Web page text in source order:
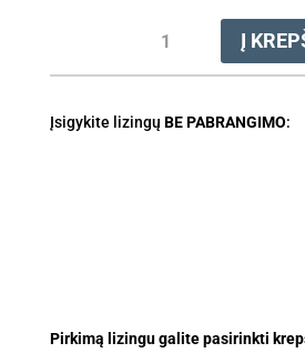
kiekis:
Rinkinys
.3/8"
Į
Įsigykite lizingų BE PABRANGIMO:
Pirkimą lizingu galite pasirinkti